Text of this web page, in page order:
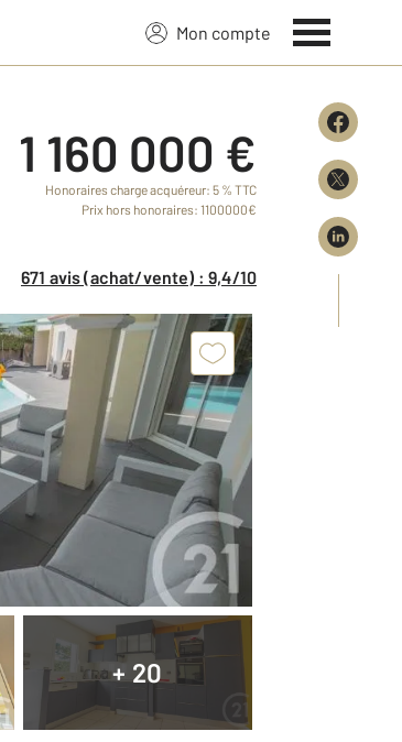
Mon compte
1 160 000 €
Honoraires charge acquéreur: 5 % TTC
Prix hors honoraires: 1100000€
671 avis (achat/vente) : 9,4/10
+ 20